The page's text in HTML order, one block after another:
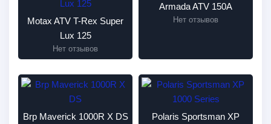
Motax ATV T-Rex Super
Lux 125
Нет отзывов
Armada ATV 150A
Нет отзывов
Brp Maverick 1000R X DS
Polaris Sportsman XP